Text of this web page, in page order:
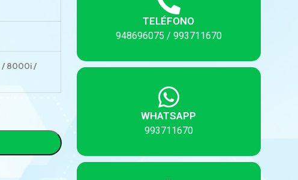
/ 8000i /
TELÉFONO
948696075 / 993711670
WHATSAPP
993711670